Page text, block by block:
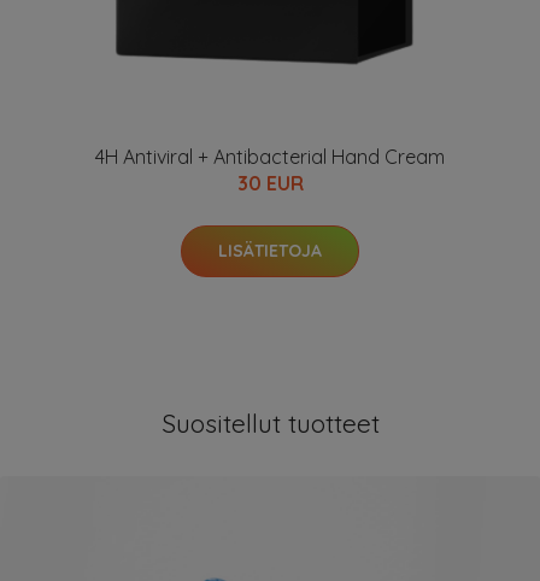
4H Antiviral + Antibacterial Hand Cream
30 EUR
LISÄTIETOJA
Suositellut tuotteet